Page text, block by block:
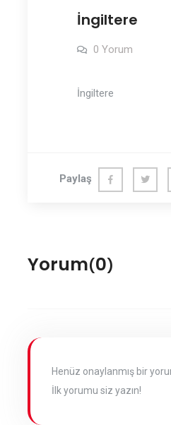
İngiltere
0 Yorum
İngiltere
Paylaş
Yorum(0)
Henüz onaylanmış bir
İlk yorumu siz yazın!